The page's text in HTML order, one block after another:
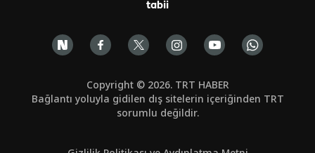
tabii
Copyright © 2026. TRT HABER
Bağlantı yoluyla gidilen dış sitelerin içeriğinden TRT
sorumlu değildir.